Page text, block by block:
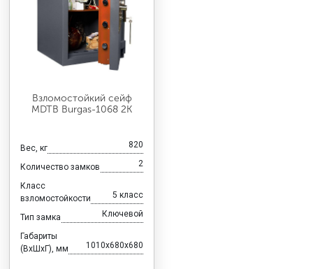
Взломостойкий сейф
MDTB Burgas-1068 2K
Вес, кг 820
Количество замков 2
Класс
взломостойкости
5 класс
Тип замка Ключевой
Габариты
(ВхШхГ), мм
1010x680x680